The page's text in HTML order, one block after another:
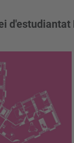
d'estudiantat